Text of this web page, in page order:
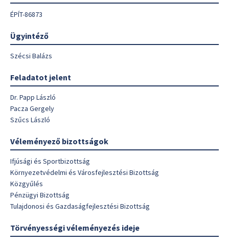
ÉPÍT-86873
Ügyintéző
Szécsi Balázs
Feladatot jelent
Dr. Papp László
Pacza Gergely
Szűcs László
Véleményező bizottságok
Ifjúsági és Sportbizottság
Környezetvédelmi és Városfejlesztési Bizottság
Közgyűlés
Pénzügyi Bizottság
Tulajdonosi és Gazdaságfejlesztési Bizottság
Törvényességi véleményezés ideje